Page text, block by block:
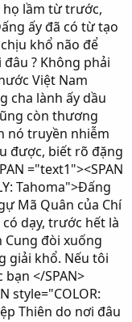
lầm từ trước,
ấy đã có từ tạo
khổ não để
? Không phải
Việt Nam
cha lành ấy dầu
còn thương
nó truyền nhiễm
được, biết rõ đặng
="text1"><SPAN
Tahoma">Ðấng
Mã Quân của Chí
dạy, trước hết là
Cung đòi xuống
giải khổ. Nếu tôi
</SPAN>
style="COLOR:
Thiên do nơi đâu